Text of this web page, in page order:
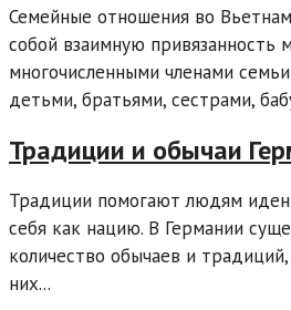
Семейные отношения во
собой взаимную привязанность
многочисленными членами
детьми, братьями, сестрами,
Традиции и обычаи
Традиции помогают людям
себя как нацию. В Германии
количество обычаев и
них...